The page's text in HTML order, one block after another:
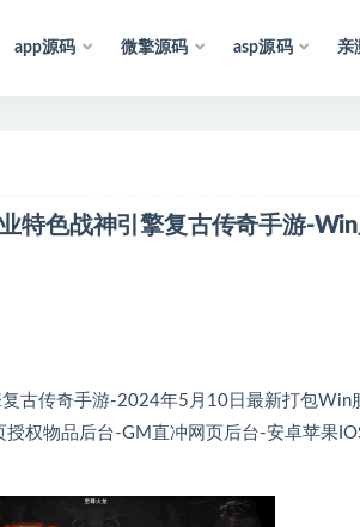
app源码 微擎源码 asp源码 亲
特色战神引擎复古传奇手游-
古传奇手游-2024年5月10日最新打包Win
权物品后台-GM直冲网页后台-安卓苹果